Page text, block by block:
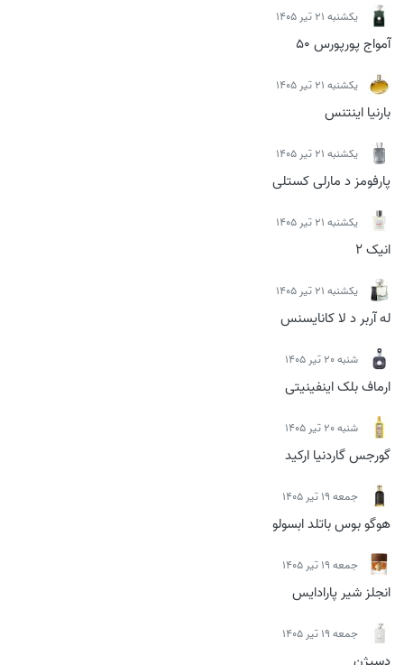
يكشنبه 21 تیر 1405
آمواج پورپورس 50
يكشنبه 21 تیر 1405
بارنیا اینتنس
يكشنبه 21 تیر 1405
پارفومز د مارلی کستلی
يكشنبه 21 تیر 1405
انیک 2
يكشنبه 21 تیر 1405
له آربر د لا کانایسنس
شنبه 20 تیر 1405
ارماف بلک اینفینیتی
شنبه 20 تیر 1405
گورجس گاردنیا ارکید
جمعه 19 تیر 1405
هوگو بوس باتلد ابسولو
جمعه 19 تیر 1405
انجلز شیر پارادایس
جمعه 19 تیر 1405